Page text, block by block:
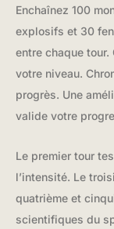
Enchaînez 100
explosifs et 30
entre chaque
votre niveau.
progrès. Une
valide votre
Le premier tour
l’intensité. Le
quatrième et
scientifiques du